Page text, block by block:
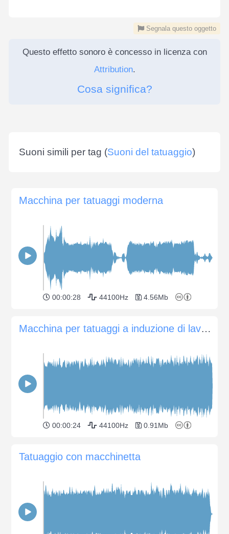
Segnala questo oggetto
Questo effetto sonoro è concesso in licenza con
Attribution.
Cosa significa?
Suoni simili per tag (Suoni del tatuaggio)
Macchina per tatuaggi moderna
00:00:28 44100Hz 4.56Mb
Macchina per tatuaggi a induzione di lavoro
00:00:24 44100Hz 0.91Mb
Tatuaggio con macchinetta